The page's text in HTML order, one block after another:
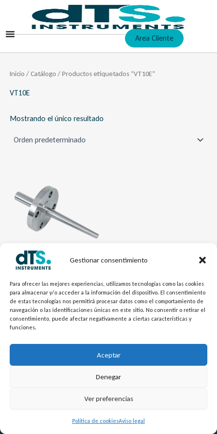
Gestionar consentimiento
Para ofrecer las mejores experiencias, utilizamos tecnologías como las cookies
para almacenar y/o acceder a la información del dispositivo. El consentimiento
de estas tecnologías nos permitirá procesar datos como el comportamiento de
navegación o las identificaciones únicas en este sitio. No consentir o retirar el
consentimiento, puede afectar negativamente a ciertas características y
funciones.
Aceptar
Denegar
Ver preferencias
Política de cookiesAviso legal
contenido
Area Cliente
Inicio /Catálogo / Productos etiquetados “VT10E”
VT10E
Mostrando el único resultado
Mecánica dTSTemp
Vaina de barra Bridada VT10P
/ VT10T / VT10E
L
i
n
u